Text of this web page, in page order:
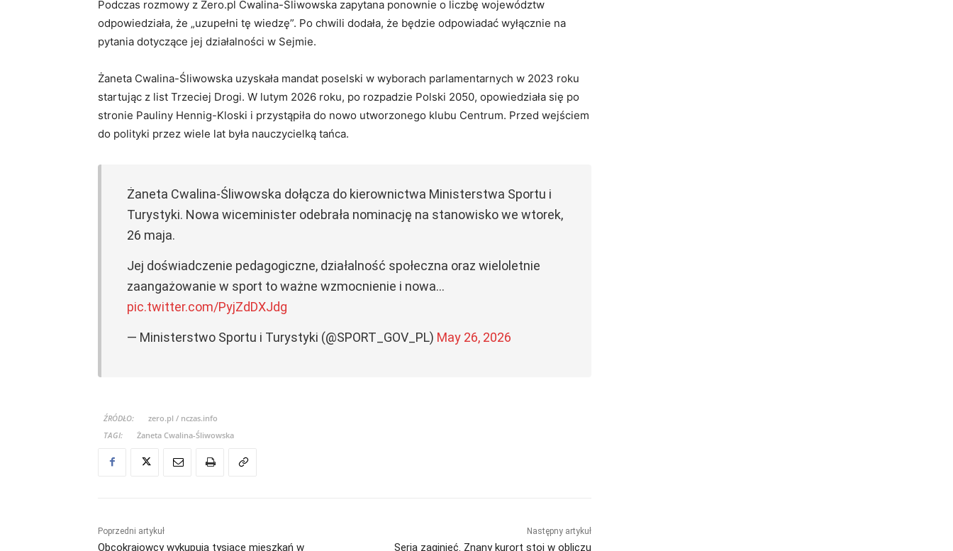
Podczas rozmowy z Zero.pl Cwalina-Śliwowska zapytana ponownie o liczbę województw
odpowiedziała, że „uzupełni tę wiedzę”. Po chwili dodała, że będzie odpowiadać wyłącznie na
pytania dotyczące jej działalności w Sejmie.
Żaneta Cwalina-Śliwowska uzyskała mandat poselski w wyborach parlamentarnych w 2023 roku
startując z list Trzeciej Drogi. W lutym 2026 roku, po rozpadzie Polski 2050, opowiedziała się po
stronie Pauliny Hennig-Kloski i przystąpiła do nowo utworzonego klubu Centrum. Przed wejściem
do polityki przez wiele lat była nauczycielką tańca.
Żaneta Cwalina-Śliwowska dołącza do kierownictwa Ministerstwa Sportu i
Turystyki. Nowa wiceminister odebrała nominację na stanowisko we wtorek,
26 maja.
Jej doświadczenie pedagogiczne, działalność społeczna oraz wieloletnie
zaangażowanie w sport to ważne wzmocnienie i nowa…
pic.twitter.com/PyjZdDXJdg
— Ministerstwo Sportu i Turystyki (@SPORT_GOV_PL) May 26, 2026
ŹRÓDŁO:
zero.pl / nczas.info
TAGI:
Żaneta Cwalina-Śliwowska
Poprzedni artykuł
Obcokrajowcy wykupują tysiące mieszkań w
Następny artykuł
Seria zaginięć. Znany kurort stoi w obliczu